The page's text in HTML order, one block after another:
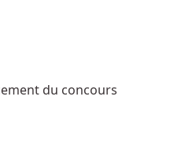
du concours